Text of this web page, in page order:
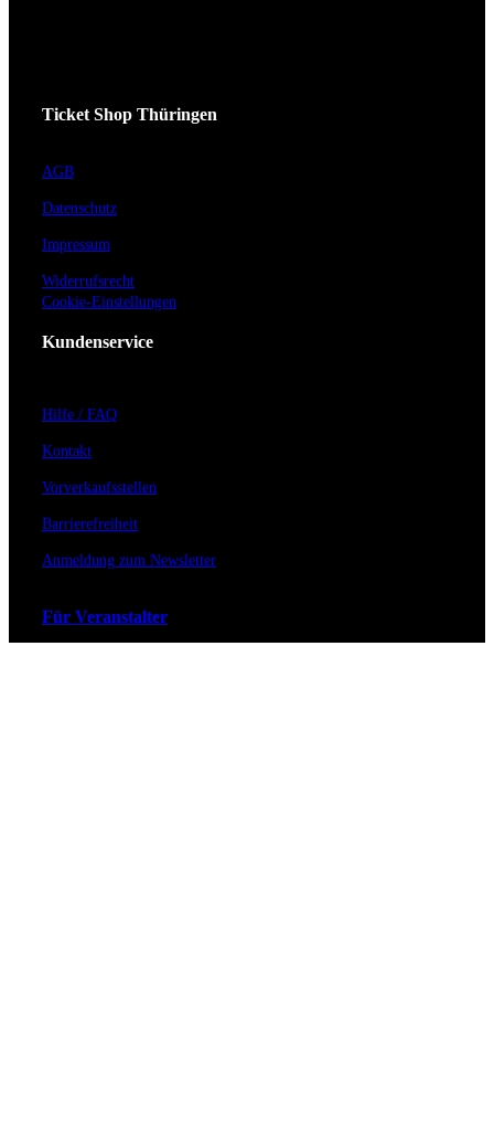
Ticket Shop Thüringen
AGB
Datenschutz
Impressum
Widerrufsrecht
Cookie-Einstellungen
Kundenservice
Hilfe / FAQ
Kontakt
Vorverkaufsstellen
Barrierefreiheit
Anmeldung zum Newsletter
Für Veranstalter